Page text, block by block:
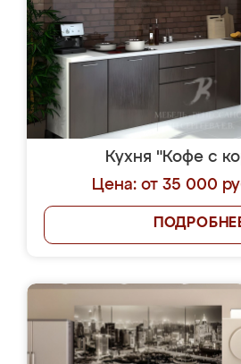
Кухня "Кофе с
Цена: от 35 000